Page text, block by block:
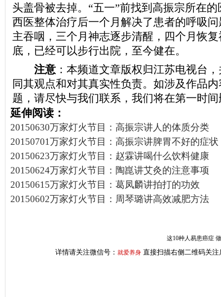
头盖骨被去掉。“五一”前找到高振宗所在
西医整体治疗后一个月解决了患者的呼吸
主吞咽，三个月神志逐步清醒，四个月恢
底，已经可以步行出院，至今健在。
注意 ：本频道文章版权归江苏电视台
同其观点和对其真实性负责。如涉及作品
题，请尽快与我们联系，我们将在第一时
延伸阅读：
20150630万家灯火节目：高振宗讲人的体质分类
20150701万家灯火节目：高振宗讲脾胃不好的症状
20150623万家灯火节目：赵霖讲喝什么饮料健康
20150624万家灯火节目：陶崑讲艾灸的注意事项
20150615万家灯火节目：葛凤麟讲拍打的功效
20150602万家灯火节目：周琴璐讲高效减肥方法
这10种人易患癌症
详情请关注微信号： 就爱养身 直接扫描右侧二维码关注